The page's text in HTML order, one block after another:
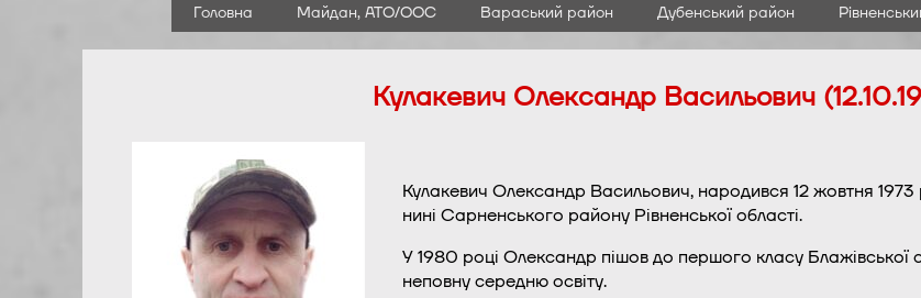
Головна Майдан, АТО/ООС Вараський район Дубенський район
Кулакевич Олександр Васильович
Кулакевич Олександр Васильович, народився 12 жовтня
нині Сарненського району Рівненської області.
У 1980 році Олександр пішов до першого класу
неповну середню освіту.